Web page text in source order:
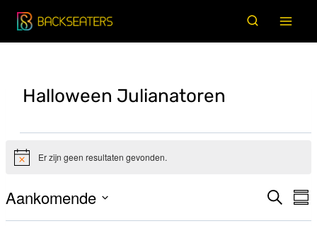
Doorgaan
naar
Halloween Julianatoren
Evenementen
BerichtEr zijn geen resultaten gevonden.
Zoeken
Aankomende
Selecteer